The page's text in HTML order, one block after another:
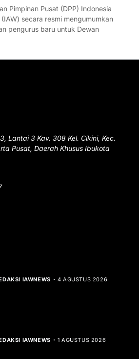
Pimpinan Pusat (DPP) Indonesia
secara resmi mengumumkan
pengurus baru untuk Dewan
Lantai 3 Kav. 308 Kel. Cikini, Kec.
Pusat, Daerah Khusus Ibukota
IAWNEWS 4 AGUSTUS 2026
IAWNEWS 1 AGUSTUS 2026